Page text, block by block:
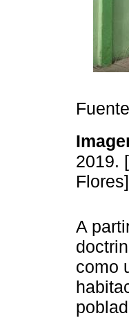
2019.
Flores]
A
como